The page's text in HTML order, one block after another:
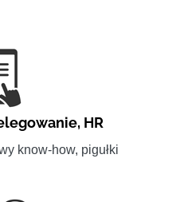
, HR
know-how, pigułki